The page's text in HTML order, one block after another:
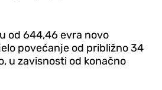
od 644,46 evra novo
povećanje od približno 34
u zavisnosti od konačno